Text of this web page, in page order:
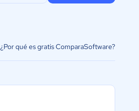
¿Por qué es gratis ComparaSoftware?